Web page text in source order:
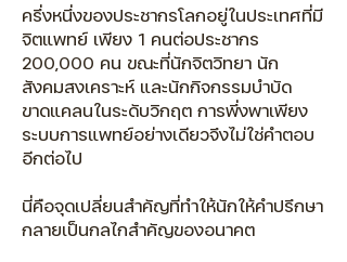
ครึ่งหนึ่งของประชากรโลกอยู่ในประเทศที่มี
จิตแพทย์ เพียง 1 คนต่อประชากร
200,000 คน ขณะที่นักจิตวิทยา นัก
สังคมสงเคราะห์ และนักกิจกรรมบำบัด
ขาดแคลนในระดับวิกฤต การพึ่งพาเพียง
ระบบการแพทย์อย่างเดียวจึงไม่ใช่คำตอบ
อีกต่อไป
นี่คือจุดเปลี่ยนสำคัญที่ทำให้นักให้คำปรึกษา
กลายเป็นกลไกสำคัญของอนาคต